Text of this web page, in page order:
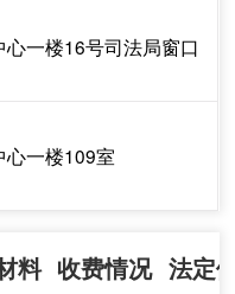
一楼16号司法局窗口
心一楼109室
料 收费情况 法定